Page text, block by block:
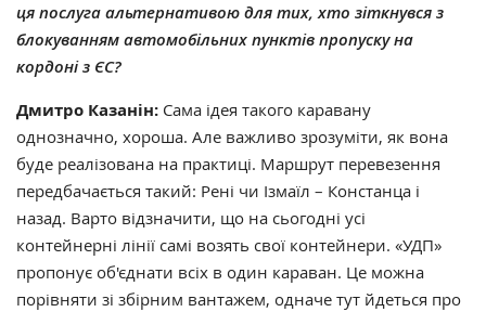
ця послуга альтернативою для тих, хто зіткнувся з
блокуванням автомобільних пунктів пропуску на
кордоні з ЄС?
Дмитро Казанін: Сама ідея такого каравану
однозначно, хороша. Але важливо зрозуміти, як вона
буде реалізована на практиці. Маршрут перевезення
передбачається такий: Рені чи Ізмаїл – Констанца і
назад. Варто відзначити, що на сьогодні усі
контейнерні лінії самі возять свої контейнери. «УДП»
пропонує об'єднати всіх в один караван. Це можна
порівняти зі збірним вантажем, одначе тут йдеться про